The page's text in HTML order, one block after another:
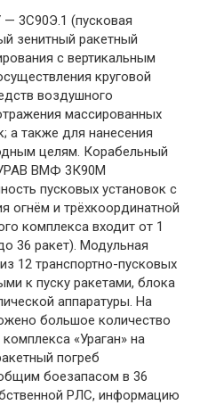
3С90Э.1 (пусковая
зенитный ракетный
с вертикальным
круговой
воздушного
массированных
а также для нанесения
целям. Корабельный
ВМФ 3К90М
пусковых установок с
огнём и трёхкоординатной
комплекса входит от 1
36 ракет). Модульная
12 транспортно-пусковых
к пуску ракетами, блока
аппаратуры. На
большое количество
«Ураган» на
погреб
боезапасом в 36
РЛС, информацию